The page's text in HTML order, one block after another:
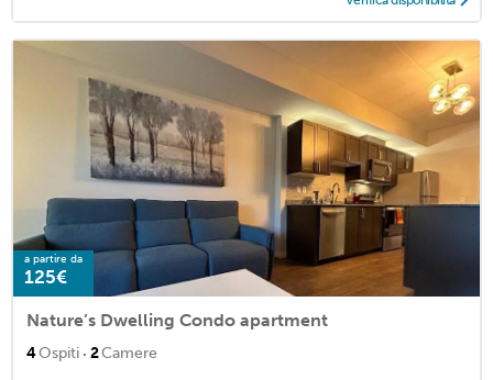
a partire da
125€
Nature’s Dwelling Condo apartment
4Ospiti · 2Camere